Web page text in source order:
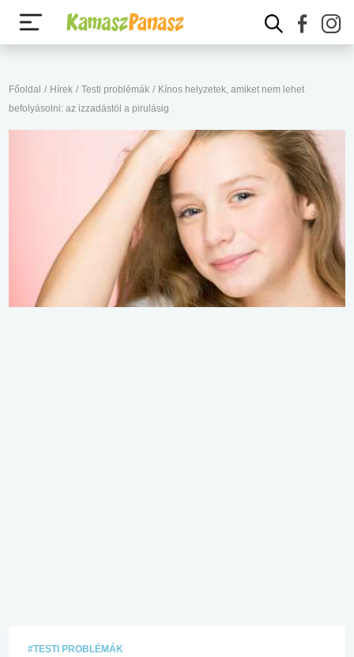
Főoldal / Hírek / Testi problémák / Kínos helyzetek, amiket nem lehet
befolyásolni: az izzadástól a pirulásig
#TESTI PROBLÉMÁK